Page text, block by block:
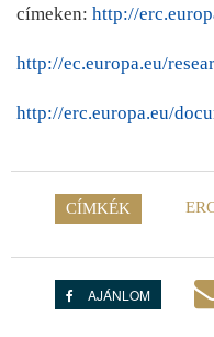
címeken: http://
http://ec.europa.eu/
http://erc.europa.eu/
CÍMKÉK
AJÁNLOM